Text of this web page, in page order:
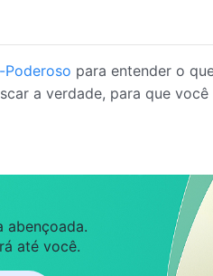
Poderoso para entender o
a verdade, para que
abençoada.
até você.